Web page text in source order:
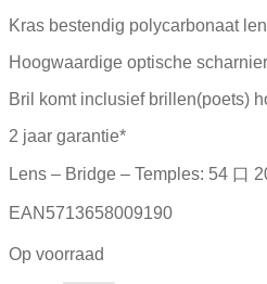
Kras bestendig polycarbonaat
Hoogwaardige optische
Bril komt inclusief brillen(poets)
2 jaar garantie*
Lens – Bridge – Temples: 54 口
EAN5713658009190
Op voorraad